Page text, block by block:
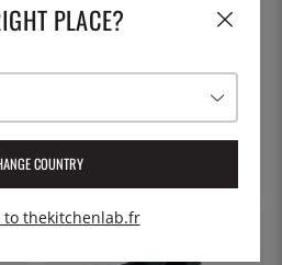
18 €
PLACE?
COUNTRY
to thekitchenlab.fr